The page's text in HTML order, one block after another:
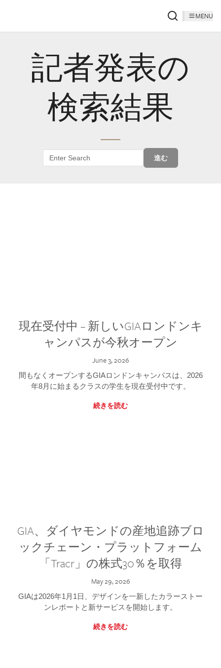
MENU
記者発表の
検索結果
進む
現在受付中 – 新しいGIAロンドンキ
ャンパスが今秋オープン
June 3, 2026
間もなくオープンするGIAロンドンキャンパスは、2026
年8月に始まるクラスの学生を現在受付中です。
続きを読む
GIA、ダイヤモンドの産地追跡ブロ
ックチェーン・プラットフォーム
「Tracr」の株式30％を取得
May 29, 2026
GIAは2026年1月1日、デザインを一新したカラーストー
ンレポートと新サービスを開始します。
続きを読む